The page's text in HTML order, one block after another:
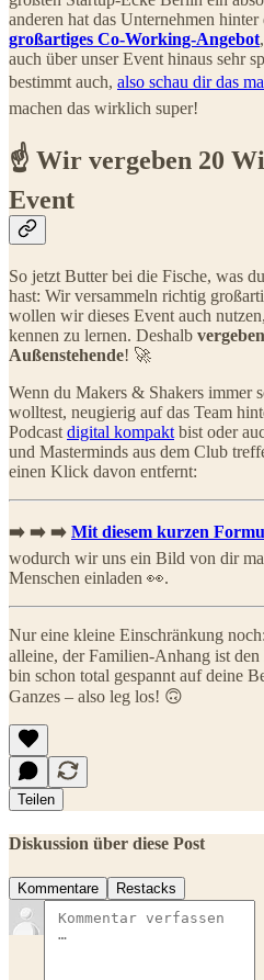
anderen hat das Unternehmen
großartiges Co-Working-Angebot
auch über unser Event hinaus sehr
bestimmt auch, also schau dir das
machen das wirklich super!
☝️ Wir vergeben 20
Event
So jetzt Butter bei die Fische, was
hast: Wir versammeln richtig
wollen wir dieses Event auch
kennen zu lernen. Deshalb
Außenstehende! 🚀
Wenn du Makers & Shakers immer
wolltest, neugierig auf das Team
Podcast digital kompakt bist oder
und Masterminds aus dem Club
einen Klick davon entfernt:
➡️ ➡️ ➡️ Mit diesem kurzen
wodurch wir uns ein Bild von dir
Menschen einladen 👀.
Nur eine kleine Einschränkung
alleine, der Familien-Anhang ist
bin schon total gespannt auf deine
Ganzes – also leg los! 🙃
Teilen
Diskussion über diese Post
Kommentare Restacks